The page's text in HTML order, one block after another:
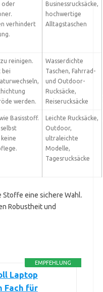
oder
verhindert
Businessrucksäcke,
hochwertige
Alltagstaschen
reinigen.
bei
werden.
Wasserdichte
Taschen, Fahrrad-
und Outdoor-
Rucksäcke,
Reiserucksäcke
Basisstoff.
Leichte Rucksäcke,
Outdoor,
ultraleichte
Modelle,
Tagesrucksäcke
Stoffe eine sichere Wahl.
Robustheit und
EMPFEHLUNG
Laptop
Fach für